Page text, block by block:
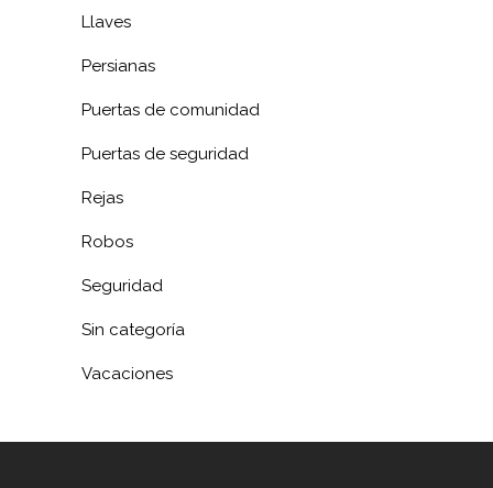
Llaves
Persianas
Puertas de comunidad
Puertas de seguridad
Rejas
Robos
Seguridad
Sin categoría
Vacaciones